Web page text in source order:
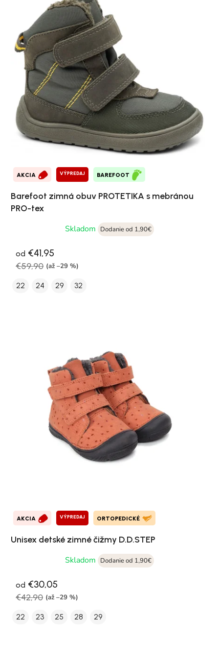
AKCIA VÝPREDAJ BAREFOOT
Barefoot zimná obuv PROTETIKA s mebránou
PRO-tex
Skladom
Dodanie od 1,90€
od €41,95
€59,90 (až –29 %)
22 24 29 32
AKCIA VÝPREDAJ ORTOPEDICKÉ
Unisex detské zimné čižmy D.D.STEP
Skladom
Dodanie od 1,90€
od €30,05
€42,90 (až –29 %)
22 23 25 28 29